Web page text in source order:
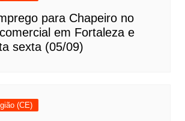
para Chapeiro no
em Fortaleza e
sexta (05/09)
(CE)